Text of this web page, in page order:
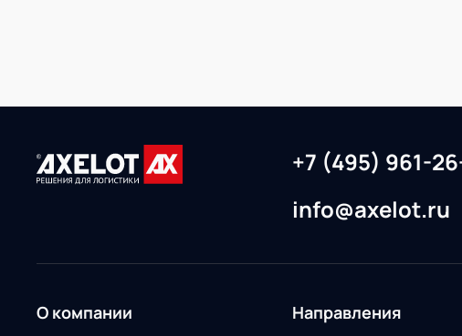
+7 (495) 961-
info@axelot.ru
О компании Направления